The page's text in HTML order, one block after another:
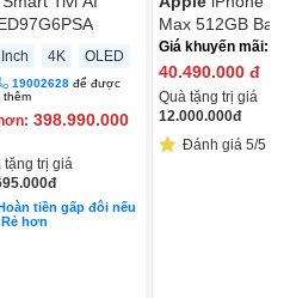
4K OLED
19002628 để được
thêm
398.990.000
tặng trị giá
đ
tiền gấp đôi nếu
hơn
Max 512GB Bạc
Giá khuyến mãi:
40.490.000 đ
Quà tặng trị giá
12.000.000đ
Đánh giá 5/5